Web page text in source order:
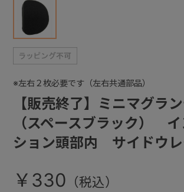
【販売終了】ミニマグラ
（スペースブラック）
ション頭部内 サイドウ
※左右２枚必要です（左右共通部品）
￥330